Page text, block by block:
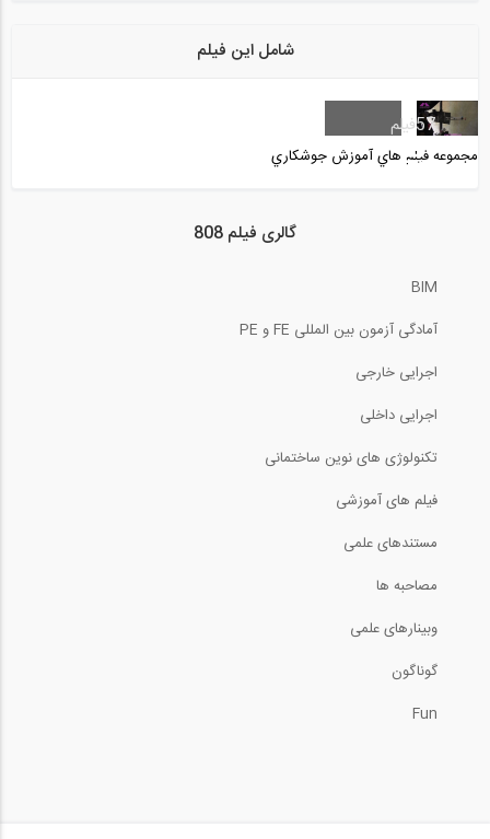
سری بازسازی و نوسازی اصولی خانه توسط...
سری بازسازی و نوسازی اصولی خانه توسط...
8:27
شامل این فیلم
مجموعه فيلم هاي آموزش جوشكاري
57فیلم
گالری فیلم 808
BIM
آمادگی آزمون بین المللی FE و PE
اجرایی خارجی
اجرایی داخلی
تکنولوژی های نوین ساختمانی
فیلم های آموزشی
مستندهای علمی
مصاحبه ها
وبینارهای علمی
گوناگون
Fun